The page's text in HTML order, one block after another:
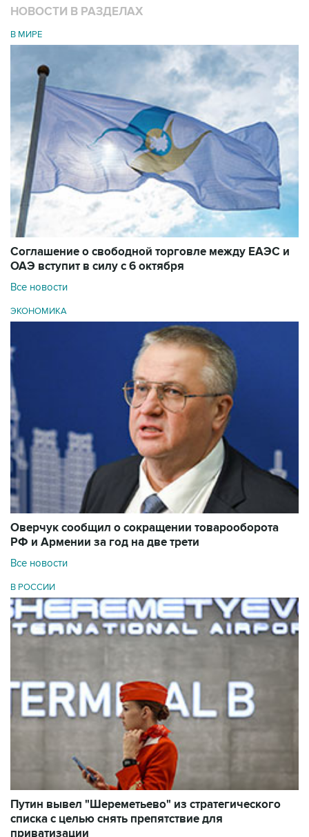
НОВОСТИ В РАЗДЕЛАХ
В МИРЕ
Соглашение о свободной торговле между ЕАЭС и
ОАЭ вступит в силу с 6 октября
Все новости
ЭКОНОМИКА
Оверчук сообщил о сокращении товарооборота
РФ и Армении за год на две трети
Все новости
В РОССИИ
Путин вывел "Шереметьево" из стратегического
списка с целью снять препятствие для
приватизации